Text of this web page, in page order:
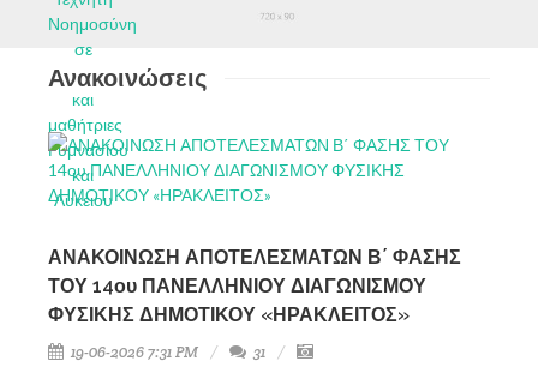
Ανακοινώσεις
ΑΝΑΚΟΙΝΩΣΗ ΑΠΟΤΕΛΕΣΜΑΤΩΝ Β΄ ΦΑΣΗΣ
ΤΟΥ 14ου ΠΑΝΕΛΛΗΝΙΟΥ ΔΙΑΓΩΝΙΣΜΟΥ
ΦΥΣΙΚΗΣ ΔΗΜΟΤΙΚΟΥ «ΗΡΑΚΛΕΙΤΟΣ»
19-06-2026 7:31 PM 31